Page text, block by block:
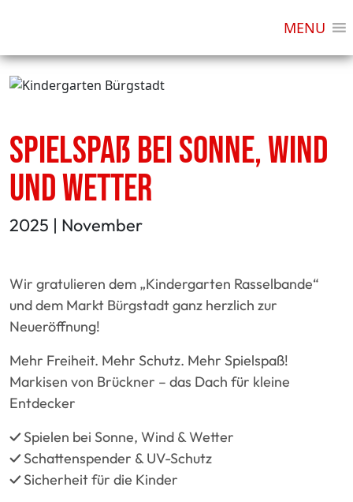
MENU
Spielspaß bei Sonne, Wind
und Wetter
2025 | November
Wir gratulieren dem „Kindergarten Rasselbande“
und dem Markt Bürgstadt ganz herzlich zur
Neueröffnung!
Mehr Freiheit. Mehr Schutz. Mehr Spielspaß!
Markisen von Brückner – das Dach für kleine
Entdecker
✓Spielen bei Sonne, Wind & Wetter
✓Schattenspender & UV-Schutz
✓Sicherheit für die Kinder